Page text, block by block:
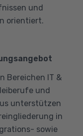
und
orientiert.
Bereichen IT &
und
unterstützen
in
sowie